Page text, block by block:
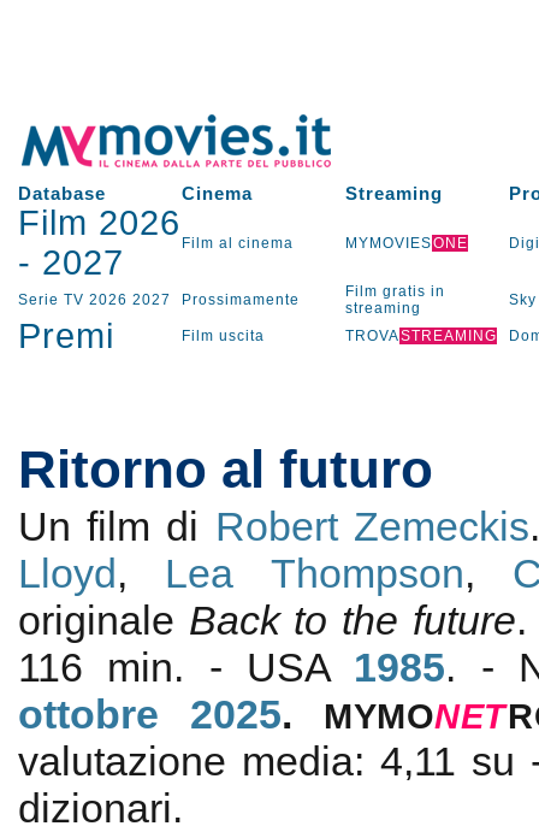
Database Cinema Streaming
Film 2026
- 2027 Film al cinema MYMOVIESONE
Serie TV 2026 2027 Prossimamente
Film gratis in
streaming
Sky
Premi Film uscita TROVASTREAMING
Ritorno al futuro
Un film di Robert Zemeckis
Lloyd, Lea Thompson,
originale Back to the future
116 min. - USA 1985. -
ottobre 2025. MYMONET
valutazione media: 4,11 su
dizionari.